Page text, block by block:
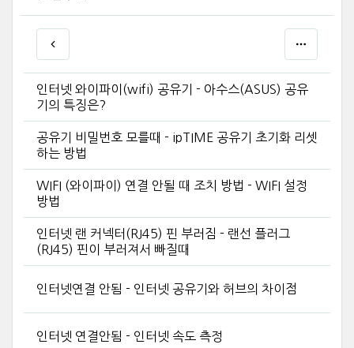
인터넷 와이파이(wifi) 공유기 - 아수스(ASUS) 공유
기의 특징은?
공유기 비밀번호 모를때 - ipTIME 공유기 초기화 리셋
하는 방법
WIFI (와이파이) 연결 안될 때 조치 방법 - WIFI 설정
방법
인터넷 랜 커넥터(RJ45) 핀 부러짐 - 랜선 플러그
(RJ45) 핀이 부러져서 빠질때
인터넷연결 안됨 - 인터넷 공유기와 허브의 차이점
인터넷 연결안됨 - 인터넷 속도 측정